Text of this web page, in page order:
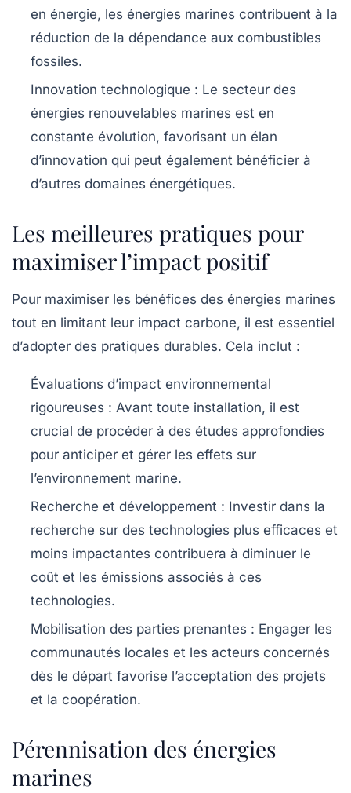
en énergie, les énergies marines contribuent à la
réduction de la dépendance aux combustibles
fossiles.
Innovation technologique : Le secteur des
énergies renouvelables marines est en
constante évolution, favorisant un élan
d’innovation qui peut également bénéficier à
d’autres domaines énergétiques.
Les meilleures pratiques pour
maximiser l’impact positif
Pour maximiser les bénéfices des énergies marines
tout en limitant leur impact carbone, il est essentiel
d’adopter des pratiques durables. Cela inclut :
Évaluations d’impact environnemental
rigoureuses : Avant toute installation, il est
crucial de procéder à des études approfondies
pour anticiper et gérer les effets sur
l’environnement marine.
Recherche et développement : Investir dans la
recherche sur des technologies plus efficaces et
moins impactantes contribuera à diminuer le
coût et les émissions associés à ces
technologies.
Mobilisation des parties prenantes : Engager les
communautés locales et les acteurs concernés
dès le départ favorise l’acceptation des projets
et la coopération.
Pérennisation des énergies
marines